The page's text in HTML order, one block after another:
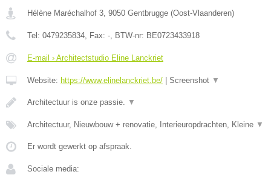
Hélène Maréchalhof 3 9050 Gentbrugge (Oost-Vlaanderen)
Tel: 0479235834 , Fax: - , BTW-nr: BE0723433918
E-mail › Architectstudio Eline Lanckriet
Website: https://www.elinelanckriet.be/ Screenshot ▼
Architectuur is onze passie. ▼
Architectuur, Nieuwbouw + renovatie, Interieuropdrachten, Kleine ▼
Er wordt gewerkt op afspraak.
Sociale media: